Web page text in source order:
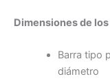
Dimensiones de
Barra tipo
diámetro